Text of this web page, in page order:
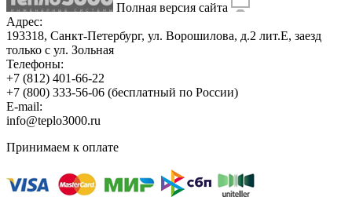
Полная версия сайта
Адрес:
193318, Санкт-Петербург, ул. Ворошилова, д.2 лит.Е, заезд
только с ул. Зольная
Телефоны:
+7 (812) 401-66-22
+7 (800) 333-56-06 (бесплатный по России)
E-mail:
info@teplo3000.ru
Принимаем к оплате